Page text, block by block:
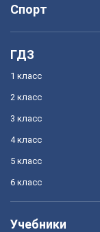
Спорт
ГДЗ
1 класс
2 класс
3 класс
4 класс
5 класс
6 класс
Учебники